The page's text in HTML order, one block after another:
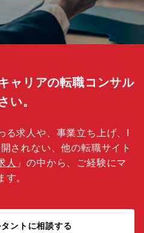
ャリアの転職コンサル
い。
求人や、事業立ち上げ、I
されない、他の転職サイト
人 」の中から、ご経験にマ
す。
ントに相談する